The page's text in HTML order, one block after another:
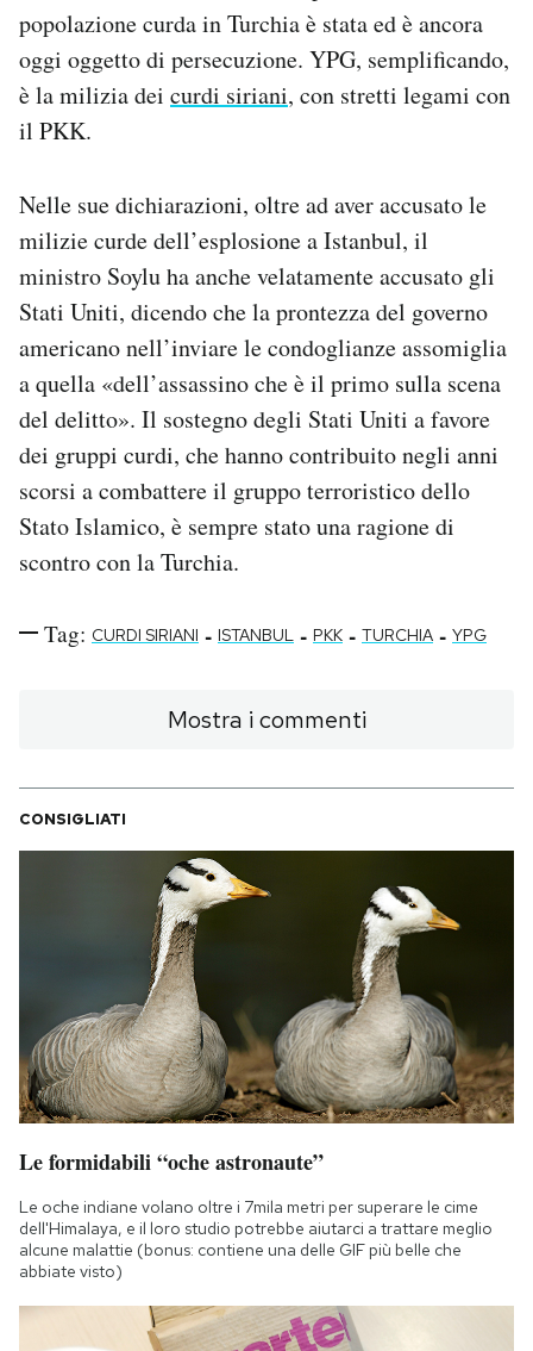
popolazione curda in Turchia è stata ed è ancora
oggi oggetto di persecuzione. YPG, semplificando,
è la milizia dei curdi siriani, con stretti legami con
il PKK.
Nelle sue dichiarazioni, oltre ad aver accusato le
milizie curde dell’esplosione a Istanbul, il
ministro Soylu ha anche velatamente accusato gli
Stati Uniti, dicendo che la prontezza del governo
americano nell’inviare le condoglianze assomiglia
a quella «dell’assassino che è il primo sulla scena
del delitto». Il sostegno degli Stati Uniti a favore
dei gruppi curdi, che hanno contribuito negli anni
scorsi a combattere il gruppo terroristico dello
Stato Islamico, è sempre stato una ragione di
scontro con la Turchia.
Tag: CURDI SIRIANI - ISTANBUL - PKK - TURCHIA - YPG
Mostra i commenti
CONSIGLIATI
Le formidabili “oche astronaute”
Le oche indiane volano oltre i 7mila metri per superare le cime
dell'Himalaya, e il loro studio potrebbe aiutarci a trattare meglio
alcune malattie (bonus: contiene una delle GIF più belle che
abbiate visto)